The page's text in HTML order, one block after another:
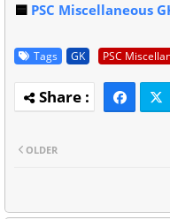
🟦 PSC Miscellaneous
Tags GK PSC
OLDER